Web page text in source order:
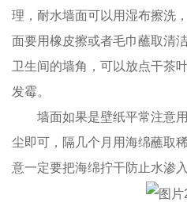
理，耐水墙面可以用湿布擦洗
面要用橡皮擦或者毛巾蘸取清
卫生间的墙角，可以放点干茶
发霉。
墙面如果是壁纸平常注意
尘即可，隔几个月用海绵蘸取
意一定要把海绵拧干防止水渗